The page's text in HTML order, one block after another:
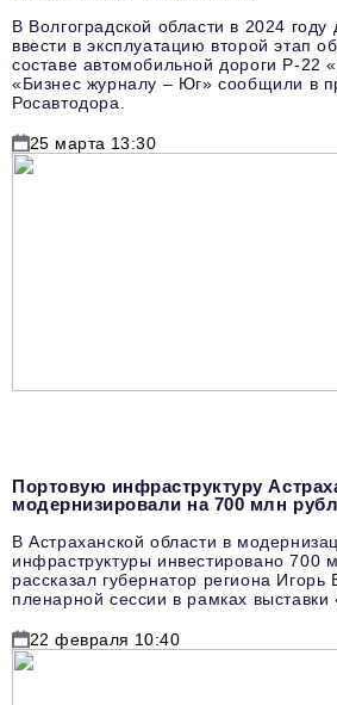
В Волгоградской области в 2024
ввести в эксплуатацию второй этап
составе автомобильной дороги Р-22
«Бизнес журналу – Юг» сообщили в
Росавтодора.
25 марта 13:30
Портовую инфраструктуру
модернизировали на 700 млн
В Астраханской области в
инфраструктуры инвестировано 700
рассказал губернатор региона Игорь
пленарной сессии в рамках
22 февраля 10:40